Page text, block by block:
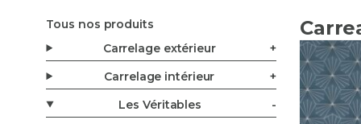
Tous nos produits
Carrelage extérieur
Carrelage intérieur
Les Véritables